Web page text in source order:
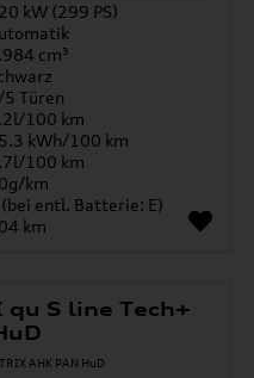
kW (299 PS)
cm³
Türen
100 km
kWh/100 km
100 km
km
(bei entl. Batterie: E)
km
S line Tech+